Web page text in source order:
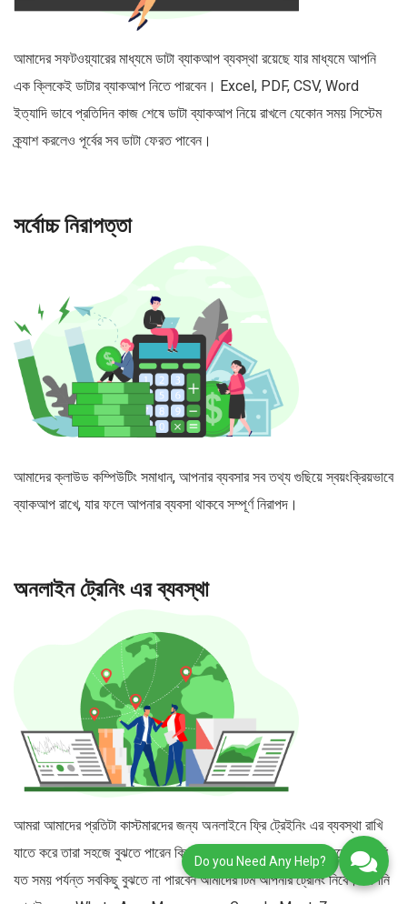
আমাদের সফটওয়্যারের মাধ্যমে ডাটা ব্যাকআপ ব্যবস্থা রয়েছে যার মাধ্যমে আপনি
এক ক্লিকেই ডাটার ব্যাকআপ নিতে পারবেন। Excel, PDF, CSV, Word
ইত্যাদি ভাবে প্রতিদিন কাজ শেষে ডাটা ব্যাকআপ নিয়ে রাখলে যেকোন সময় সিস্টেম
ক্র্যাশ করলেও পূর্বের সব ডাটা ফেরত পাবেন।
সর্বোচ্চ নিরাপত্তা
আমাদের ক্লাউড কম্পিউটিং সমাধান, আপনার ব্যবসার সব তথ্য গুছিয়ে স্বয়ংক্রিয়ভাবে
ব্যাকআপ রাখে, যার ফলে আপনার ব্যবসা থাকবে সম্পূর্ণ নিরাপদ।
অনলাইন ট্রেনিং এর ব্যবস্থা
আমরা আমাদের প্রতিটা কাস্টমারদের জন্য অনলাইনে ফ্রি ট্রেইনিং এর ব্যবস্থা রাখি
যাতে করে তারা সহজে বুঝতে পারেন কিভাবে সফটওয়্যার ব্যবহার করতে হবে। আপনি
যত সময় পর্যন্ত সবকিছু বুঝতে না পারবেন আমাদের টিম আপনার ট্রেনিং নিবে। আপনি
Do you Need Any Help?